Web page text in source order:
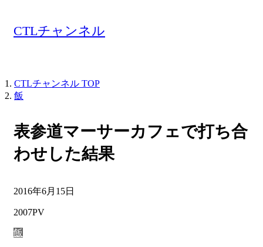
CTLチャンネル
CTLチャンネル TOP
飯
表参道マーサーカフェで打ち合
わせした結果
2016年6月15日
2007PV
飯